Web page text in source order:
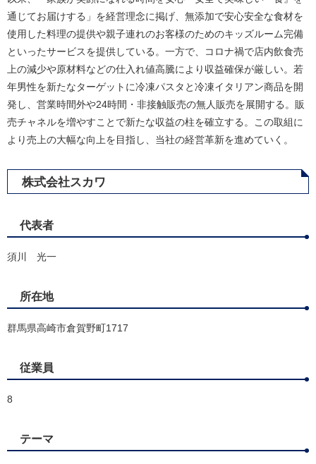
通じてお届けする」を経営理念に掲げ、無添加で安心安全な食材を
使用した料理の提供や親子連れのお客様のためのキッズルーム完備
といったサービスを提供している。一方で、コロナ禍で店内飲食売
上の減少や原材料などの仕入れ値高騰により収益確保が厳しい。若
年男性を新たなターゲットに冷凍パスタと冷凍イタリアン商品を開
発し、営業時間外や24時間・非接触販売の無人販売を展開する。販
売チャネルを増やすことで新たな収益の柱を確立する。この取組に
より売上の大幅な向上を目指し、当社の経営革新を進めていく。
株式会社スカワ
代表者
須川 光一
所在地
群馬県高崎市倉賀野町1717
従業員
8
テーマ